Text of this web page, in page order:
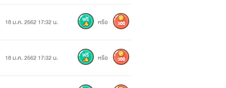
18 ม.ค. 2562 17:32 น. หรือ 300
18 ม.ค. 2562 17:32 น. หรือ 300